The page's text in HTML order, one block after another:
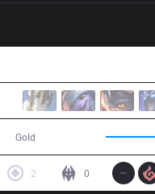
Gold
2 0